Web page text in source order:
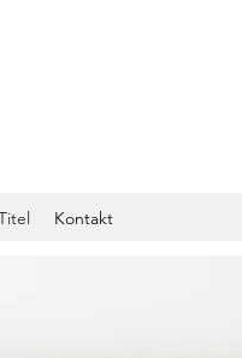
Kontakt